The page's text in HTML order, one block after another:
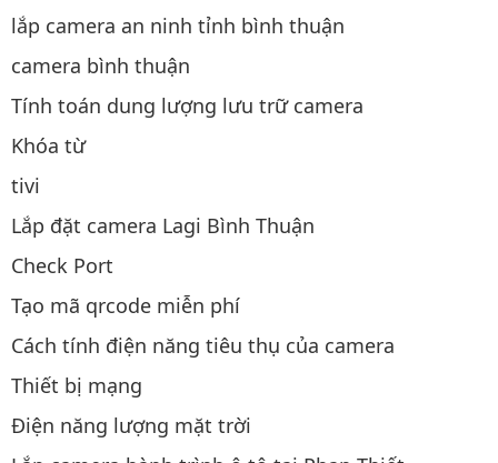
lắp camera an ninh tỉnh bình thuận
camera bình thuận
Tính toán dung lượng lưu trữ camera
Khóa từ
tivi
Lắp đặt camera Lagi Bình Thuận
Check Port
Tạo mã qrcode miễn phí
Cách tính điện năng tiêu thụ của camera
Thiết bị mạng
Điện năng lượng mặt trời